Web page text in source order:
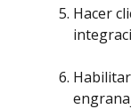
Hacer